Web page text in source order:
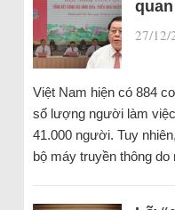
27/12/
Việt Nam hiện có 884
số lượng người làm
41.000 người. Tuy
bộ máy truyền thông